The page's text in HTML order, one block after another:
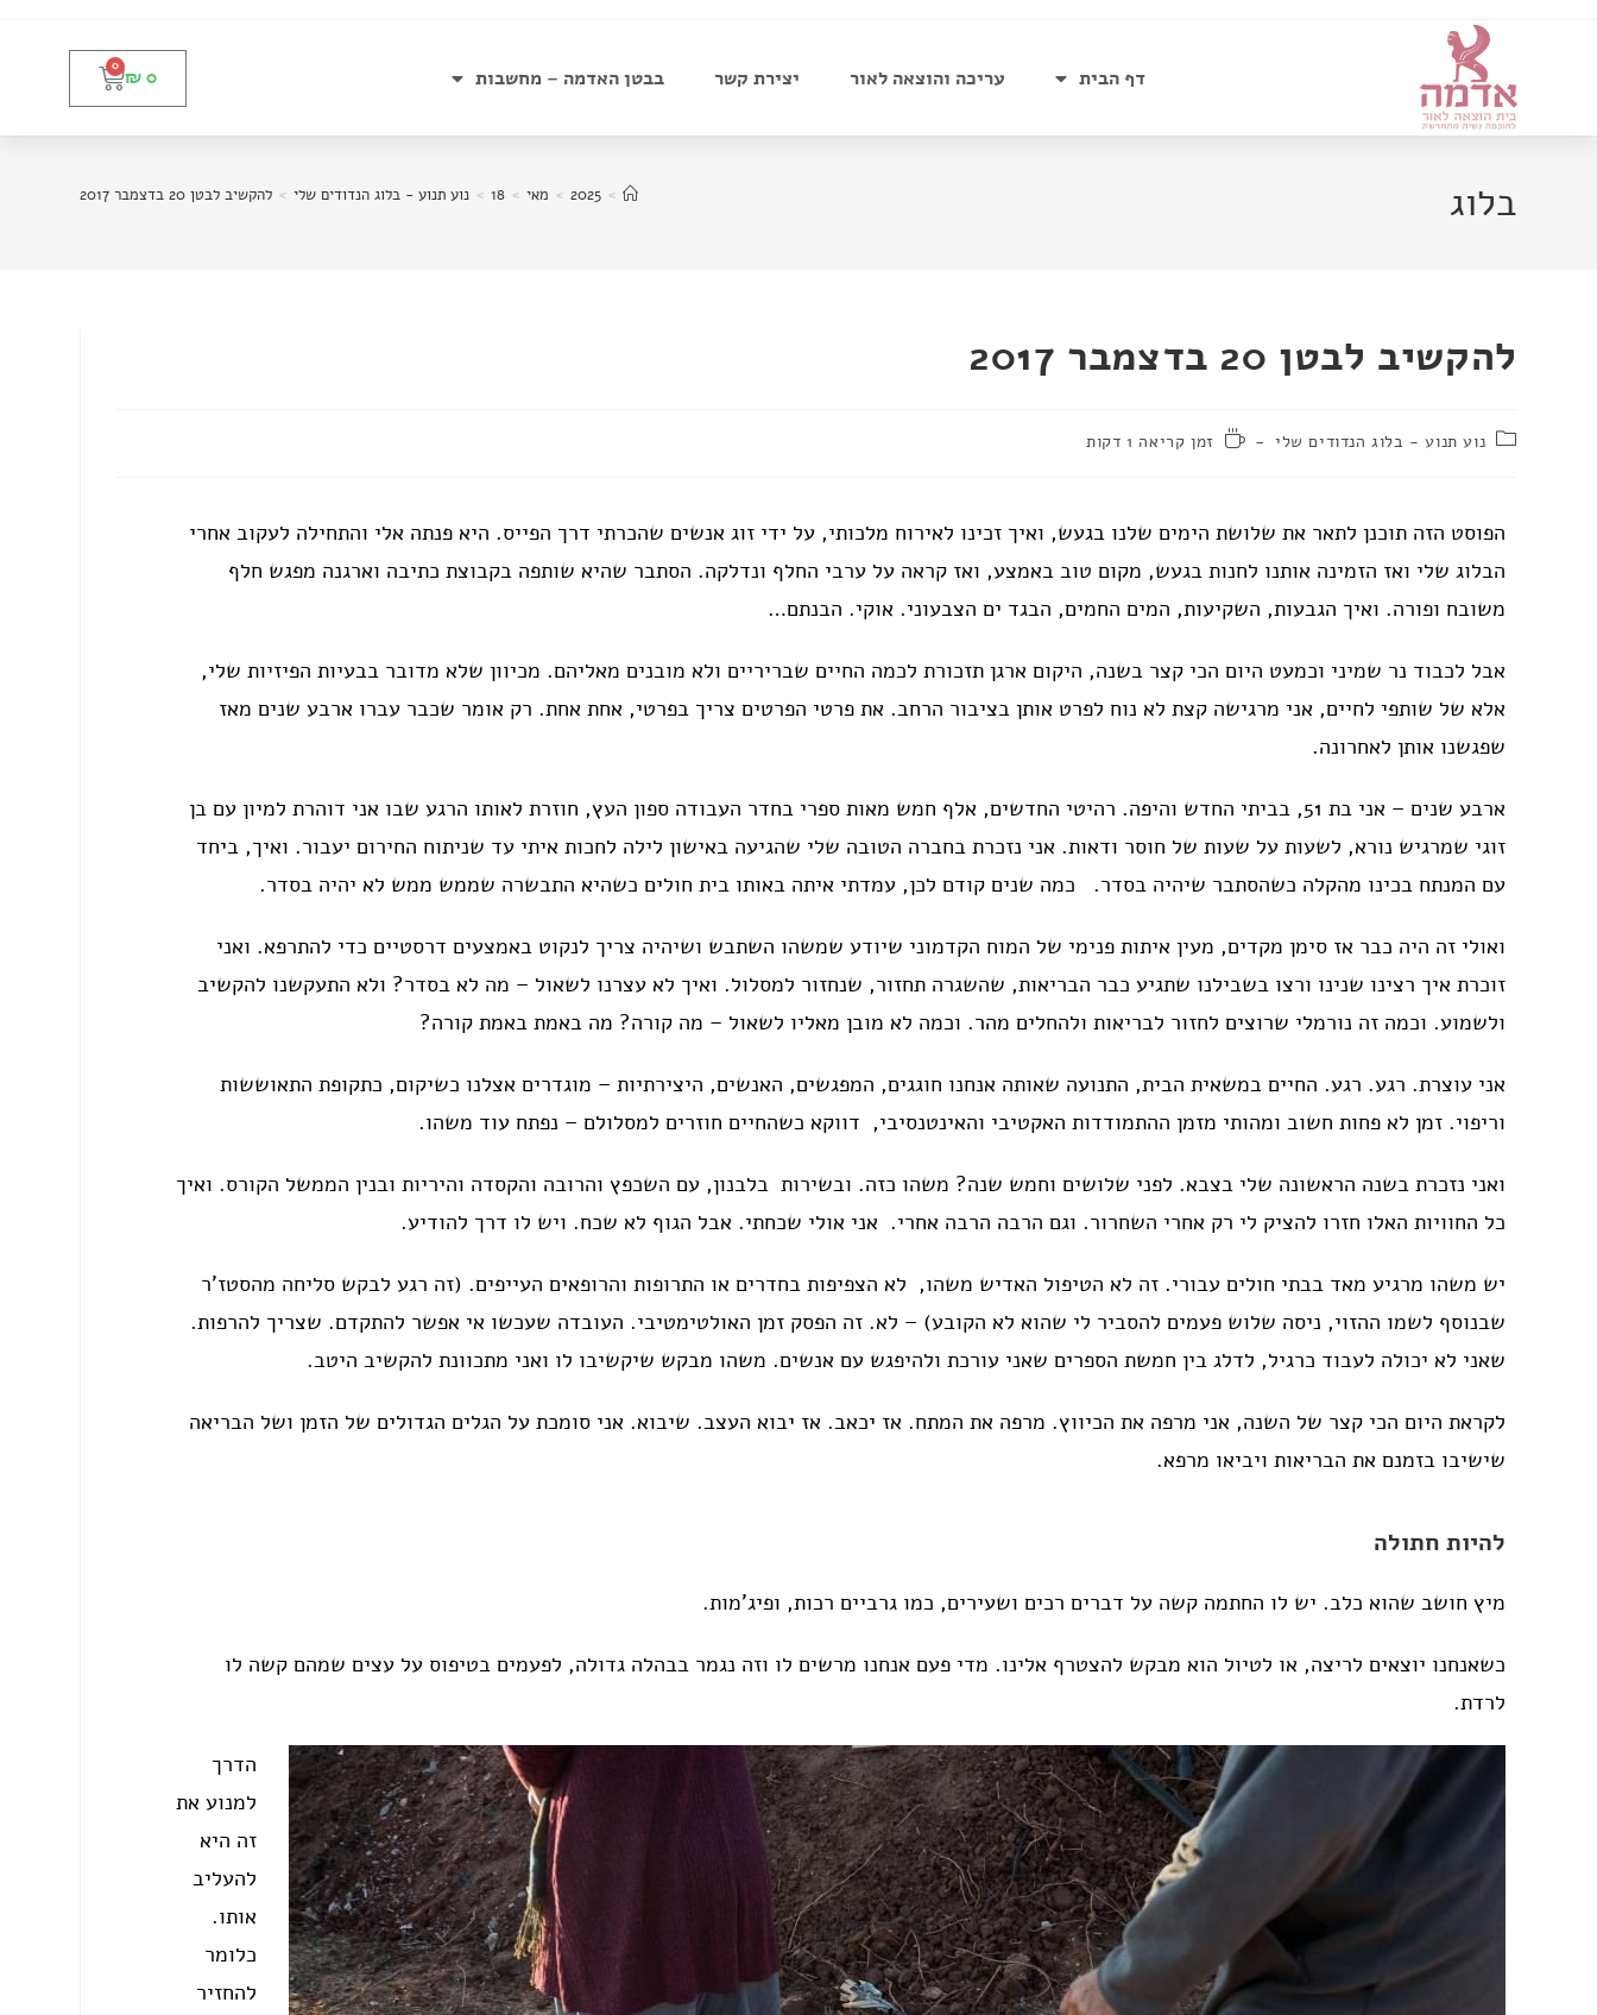
דף הבית עריכה והוצאה לאור יצירת קשר בבטן האדמה – מחשבות ₪ 0
0
בלוג >
2025
> מאי >
18
> נוע תנוע - בלוג הנדודים שלי > להקשיב לבטן 20 בדצמבר 2017
להקשיב לבטן 20 בדצמבר 2017
נוע תנוע - בלוג הנדודים שלי זמן קריאה 1 דקות
הפוסט הזה תוכנן לתאר את שלושת הימים שלנו בגעש, ואיך זכינו לאירוח מלכותי, על ידי זוג אנשים שהכרתי דרך הפייס. היא פנתה אלי והתחילה לעקוב אחרי
הבלוג שלי ואז הזמינה אותנו לחנות בגעש, מקום טוב באמצע, ואז קראה על ערבי החלף ונדלקה. הסתבר שהיא שותפה בקבוצת כתיבה וארגנה מפגש חלף
משובח ופורה. ואיך הגבעות, השקיעות, המים החמים, הבגד ים הצבעוני. אוקי. הבנתם…
אבל לכבוד נר שמיני וכמעט היום הכי קצר בשנה, היקום ארגן תזכורת לכמה החיים שבריריים ולא מובנים מאליהם. מכיוון שלא מדובר בבעיות הפיזיות שלי,
אלא של שותפי לחיים, אני מרגישה קצת לא נוח לפרט אותן בציבור הרחב. את פרטי הפרטים צריך בפרטי, אחת אחת. רק אומר שכבר עברו ארבע שנים מאז
שפגשנו אותן לאחרונה.
ארבע שנים – אני בת 51, בביתי החדש והיפה. רהיטי החדשים, אלף חמש מאות ספרי בחדר העבודה ספון העץ, חוזרת לאותו הרגע שבו אני דוהרת למיון עם בן
זוגי שמרגיש נורא, לשעות על שעות של חוסר ודאות. אני נזכרת בחברה הטובה שלי שהגיעה באישון לילה לחכות איתי עד שניתוח החירום יעבור. ואיך, ביחד
עם המנתח בכינו מהקלה כשהסתבר שיהיה בסדר. כמה שנים קודם לכן, עמדתי איתה באותו בית חולים כשהיא התבשרה שממש ממש לא יהיה בסדר.
ואולי זה היה כבר אז סימן מקדים, מעין איתות פנימי של המוח הקדמוני שיודע שמשהו השתבש ושיהיה צריך לנקוט באמצעים דרסטיים כדי להתרפא. ואני
זוכרת איך רצינו שנינו ורצו בשבילנו שתגיע כבר הבריאות, שהשגרה תחזור, שנחזור למסלול. ואיך לא עצרנו לשאול – מה לא בסדר? ולא התעקשנו להקשיב
ולשמוע. וכמה זה נורמלי שרוצים לחזור לבריאות ולהחלים מהר. וכמה לא מובן מאליו לשאול – מה קורה? מה באמת באמת קורה?
אני עוצרת. רגע. רגע. החיים במשאית הבית, התנועה שאותה אנחנו חוגגים, המפגשים, האנשים, היצירתיות – מוגדרים אצלנו כשיקום, כתקופת התאוששות
וריפוי. זמן לא פחות חשוב ומהותי מזמן ההתמודדות האקטיבי והאינטנסיבי, דווקא כשהחיים חוזרים למסלולם – נפתח עוד משהו.
ואני נזכרת בשנה הראשונה שלי בצבא. לפני שלושים וחמש שנה? משהו כזה. ובשירות בלבנון, עם השכפץ והרובה והקסדה והיריות ובנין הממשל הקורס. ואיך
כל החוויות האלו חזרו להציק לי רק אחרי השחרור. וגם הרבה הרבה אחרי. אני אולי שכחתי. אבל הגוף לא שכח. ויש לו דרך להודיע.
יש משהו מרגיע מאד בבתי חולים עבורי. זה לא הטיפול האדיש משהו, לא הצפיפות בחדרים או התרופות והרופאים העייפים. (זה רגע לבקש סליחה מהסטז'ר
שבנוסף לשמו ההזוי, ניסה שלוש פעמים להסביר לי שהוא לא הקובע) – לא. זה הפסק זמן האולטימטיבי. העובדה שעכשו אי אפשר להתקדם. שצריך להרפות.
שאני לא יכולה לעבוד כרגיל, לדלג בין חמשת הספרים שאני עורכת ולהיפגש עם אנשים. משהו מבקש שיקשיבו לו ואני מתכוונת להקשיב היטב.
לקראת היום הכי קצר של השנה, אני מרפה את הכיווץ. מרפה את המתח. אז יכאב. אז יבוא העצב. שיבוא. אני סומכת על הגלים הגדולים של הזמן ושל הבריאה
שישיבו בזמנם את הבריאות ויביאו מרפא.
להיות חתולה
מיץ חושב שהוא כלב. יש לו החתמה קשה על דברים רכים ושעירים, כמו גרביים רכות, ופיג'מות.
כשאנחנו יוצאים לריצה, או לטיול הוא מבקש להצטרף אלינו. מדי פעם אנחנו מרשים לו וזה נגמר בבהלה גדולה, לפעמים בטיפוס על עצים שמהם קשה לו
לרדת.
הדרך
למנוע את
זה היא
להעליב
אותו.
כלומר
להחזיר